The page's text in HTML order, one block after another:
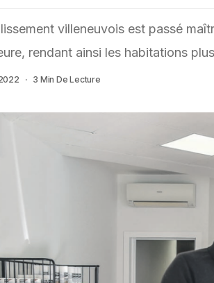
villeneuvois est passé
rendant ainsi les habitations
3 Min De Lecture